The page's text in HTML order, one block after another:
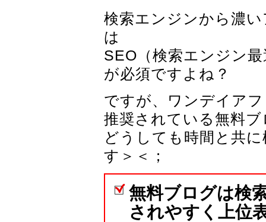
検索エンジンから濃
は
SEO（検索エンジン
が必須ですよね？
ですが、ワンデイア
推奨されている無料
どうしても時間と共
す＞＜；
無料ブログは検
されやすく上位